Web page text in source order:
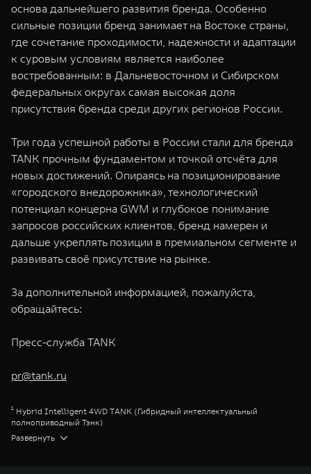
основа дальнейшего развития бренда. Особенно
сильные позиции бренд занимает на Востоке страны,
где сочетание проходимости, надежности и адаптации
к суровым условиям является наиболее
востребованным: в Дальневосточном и Сибирском
федеральных округах самая высокая доля
присутствия бренда среди других регионов России.
Три года успешной работы в России стали для бренда
TANK прочным фундаментом и точкой отсчёта для
новых достижений. Опираясь на позиционирование
«городского внедорожника», технологический
потенциал концерна GWM и глубокое понимание
запросов российских клиентов, бренд намерен и
дальше укреплять позиции в премиальном сегменте и
развивать своё присутствие на рынке.
За дополнительной информацией, пожалуйста,
обращайтесь:
Пресс-служба TANK
pr@tank.ru
¹ Hybrid Intelligent 4WD TANK (Гибридный интеллектуальный
полноприводный Тэнк)
² Продажи за период Март 2023 г. – Ноябрь 2025 г.
³ Сити Премиум
Развернуть